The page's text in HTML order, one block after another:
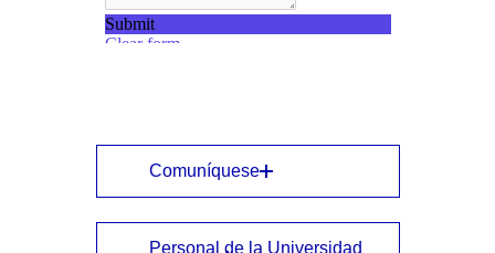
Comuníquese
Personal de la Universidad